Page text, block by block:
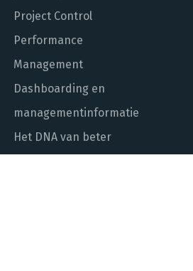
Project Control
Performance
Management
Dashboarding en
managementinformatie
Het DNA van beter